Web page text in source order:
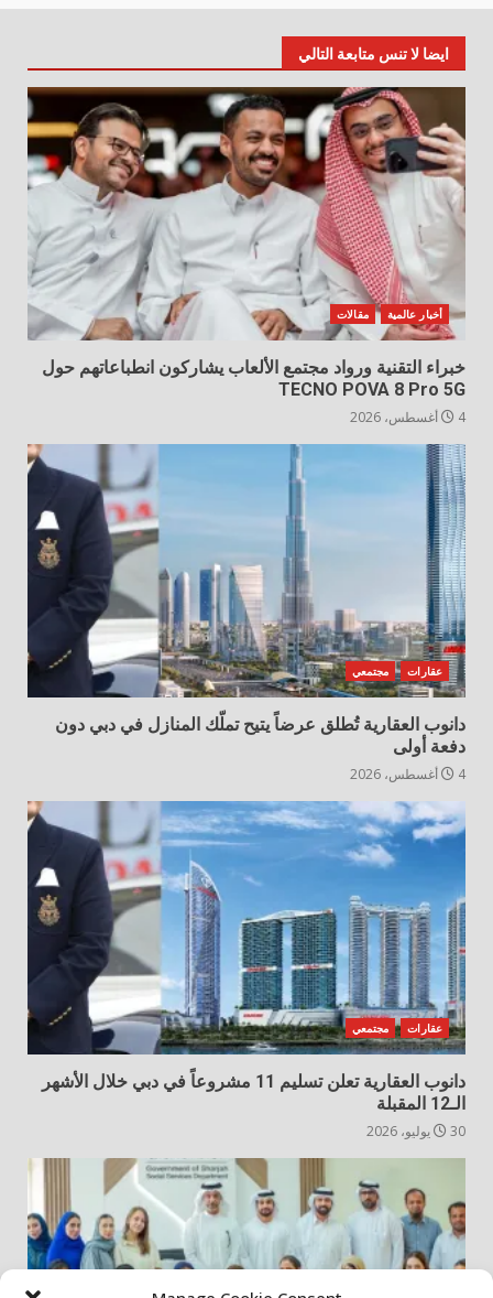
ايضا لا تنس متابعة التالي
أخبار عالمية مقالات
خبراء التقنية ورواد مجتمع الألعاب يشاركون انطباعاتهم حول
TECNO POVA 8 Pro 5G
4 أغسطس، 2026
عقارات مجتمعي
دانوب العقارية تُطلق عرضاً يتيح تملّك المنازل في دبي دون
دفعة أولى
4 أغسطس، 2026
عقارات مجتمعي
دانوب العقارية تعلن تسليم 11 مشروعاً في دبي خلال الأشهر
الـ12 المقبلة
30 يوليو، 2026